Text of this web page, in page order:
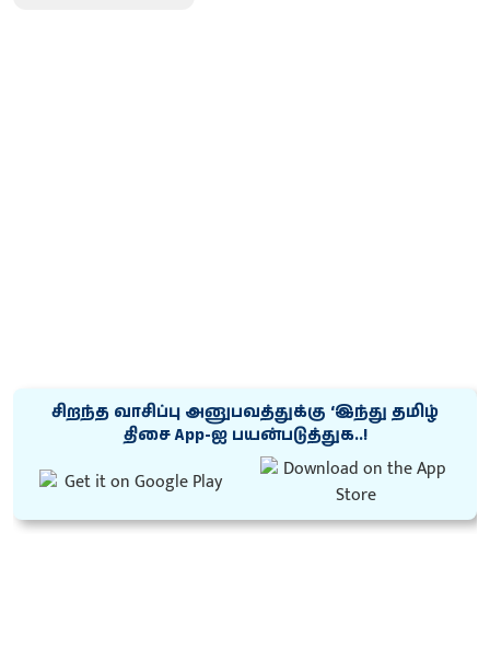
சிறந்த வாசிப்பு அனுபவத்துக்கு ‘இந்து தமிழ்
திசை App-ஐ பயன்படுத்துக..!